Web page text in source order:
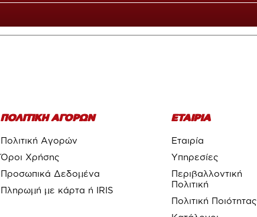
ΠΟΛΙΤΙΚΗ ΑΓΟΡΩΝ
Πολιτική Αγορών
Όροι Χρήσης
Προσωπικά Δεδομένα
Πληρωμή με κάρτα ή IRIS
ΕΤΑΙΡΙΑ
Εταιρία
Υπηρεσίες
Περιβαλλοντική
Πολιτική
Πολιτική Ποιότητας